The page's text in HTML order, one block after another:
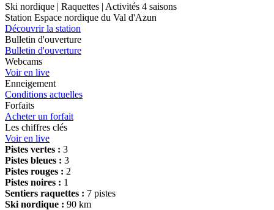
Ski nordique | Raquettes | Activités 4 saisons
Station Espace nordique du Val d'Azun
Découvrir la station
Bulletin d'ouverture
Bulletin d'ouverture
Webcams
Voir en live
Enneigement
Conditions actuelles
Forfaits
Acheter un forfait
Les chiffres clés
Voir en live
Pistes vertes : 3
Pistes bleues : 3
Pistes rouges : 2
Pistes noires : 1
Sentiers raquettes : 7 pistes
Ski nordique : 90 km